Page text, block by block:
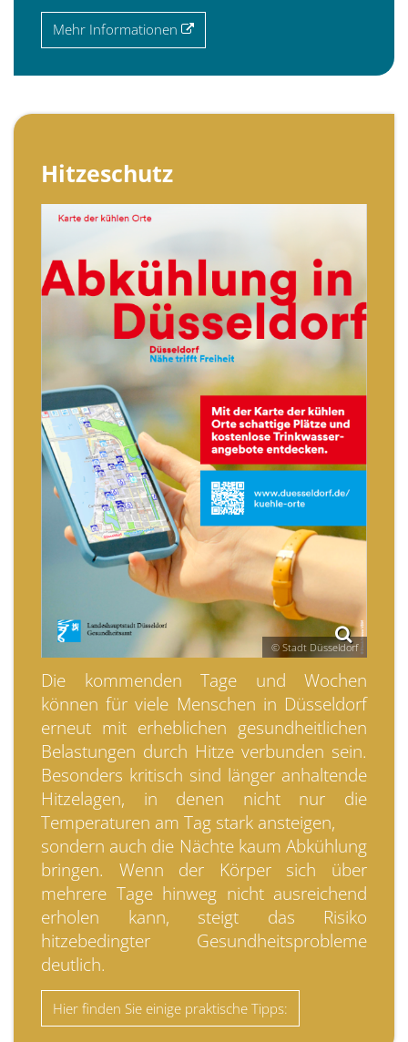
Mehr Informationen
Hitzeschutz
© Stadt Düsseldorf
Die kommenden Tage und Wochen
können für viele Menschen in Düsseldorf
erneut mit erheblichen gesundheitlichen
Belastungen durch Hitze verbunden sein.
Besonders kritisch sind länger anhaltende
Hitzelagen, in denen nicht nur die
Temperaturen am Tag stark ansteigen,
sondern auch die Nächte kaum Abkühlung
bringen. Wenn der Körper sich über
mehrere Tage hinweg nicht ausreichend
erholen kann, steigt das Risiko
hitzebedingter Gesundheitsprobleme
deutlich.
Hier finden Sie einige praktische Tipps: